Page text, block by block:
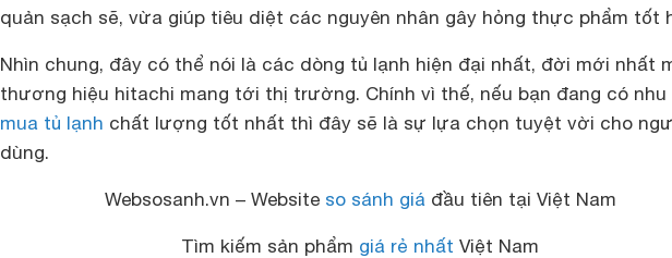
quản sạch sẽ, vừa giúp tiêu diệt các nguyên nhân gây hỏng thực phẩm tốt
Nhìn chung, đây có thể nói là các dòng tủ lạnh hiện đại nhất, đời mới nhất
thương hiệu hitachi mang tới thị trường. Chính vì thế, nếu bạn đang có nhu
mua tủ lạnh chất lượng tốt nhất thì đây sẽ là sự lựa chọn tuyệt vời cho
dùng.
Websosanh.vn – Website so sánh giáđầu tiên tại Việt Nam
Tìm kiếm sản phẩm giá rẻ nhất Việt Nam